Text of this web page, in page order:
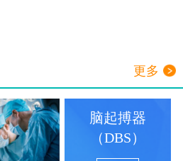
更多
脑起搏器
（DBS）